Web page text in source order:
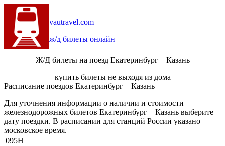
vautravel.com
ж/д билеты онлайн
Ж/Д билеты на поезд Екатеринбург – Казань
купить билеты не выходя из дома
Расписание поездов Екатеринбург – Казань
Для уточнения информации о наличии и стоимости
железнодорожных билетов Екатеринбург – Казань выберите
дату поездки. В расписании для станций России указано
московское время.
095Н